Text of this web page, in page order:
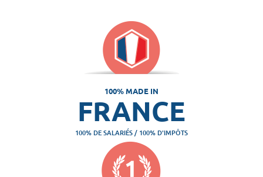
100% MADE IN
FRANCE
100% DE SALARIÉS / 100% D'IMPÔTS